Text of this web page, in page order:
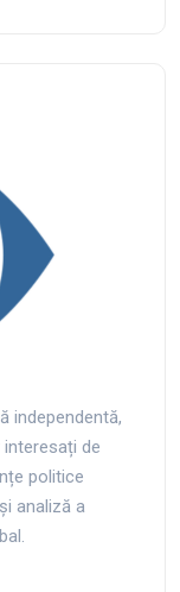
independentă,
de
politice
analiză a